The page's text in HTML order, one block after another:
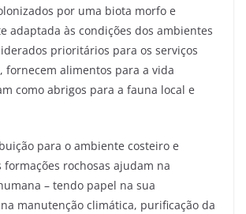
por uma biota morfo e
adaptada às condições dos ambientes
prioritários para os serviços
fornecem alimentos para a vida
como abrigos para a fauna local e
para o ambiente costeiro e
formações rochosas ajudam na
– tendo papel na sua
manutenção climática, purificação da